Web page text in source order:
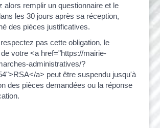
alors remplir un questionnaire et le
les 30 jours après sa réception,
des pièces justificatives.
pas cette obligation, le
votre <a href="https://mairie-
administratives/?
a> peut être suspendu jusqu'à
des pièces demandées ou la réponse